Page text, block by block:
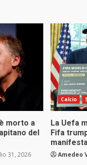
morto a
del
31, 2026
Calcio
La Uefa
Fifa
Amedeo